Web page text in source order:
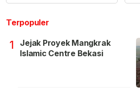
Terpopuler
1
Jejak Proyek Mangkrak
Islamic Centre Bekasi